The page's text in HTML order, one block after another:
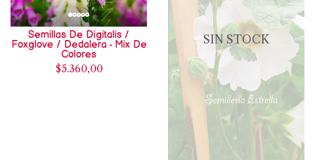
Semillas De Digitalis /
Foxglove / Dedalera - Mix De
Colores
$5.360,00
SIN STOCK